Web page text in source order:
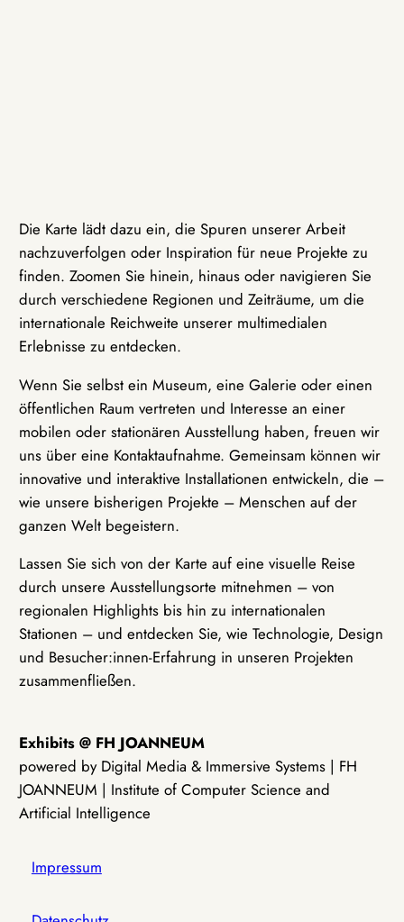
Die Karte lädt dazu ein, die Spuren unserer Arbeit
nachzuverfolgen oder Inspiration für neue Projekte zu
finden. Zoomen Sie hinein, hinaus oder navigieren Sie
durch verschiedene Regionen und Zeiträume, um die
internationale Reichweite unserer multimedialen
Erlebnisse zu entdecken.
Wenn Sie selbst ein Museum, eine Galerie oder einen
öffentlichen Raum vertreten und Interesse an einer
mobilen oder stationären Ausstellung haben, freuen wir
uns über eine Kontaktaufnahme. Gemeinsam können wir
innovative und interaktive Installationen entwickeln, die –
wie unsere bisherigen Projekte – Menschen auf der
ganzen Welt begeistern.
Lassen Sie sich von der Karte auf eine visuelle Reise
durch unsere Ausstellungsorte mitnehmen – von
regionalen Highlights bis hin zu internationalen
Stationen – und entdecken Sie, wie Technologie, Design
und Besucher:innen-Erfahrung in unseren Projekten
zusammenfließen.
Exhibits @ FH JOANNEUM
powered by Digital Media & Immersive Systems | FH
JOANNEUM | Institute of Computer Science and
Artificial Intelligence
Impressum